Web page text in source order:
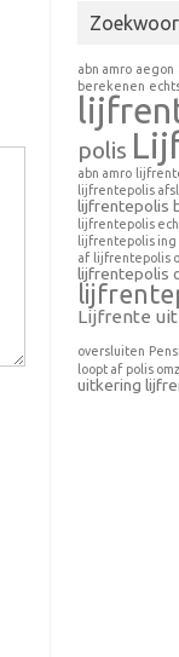
abn amro aegon
berekenen
polis
abn amro
lijfrentepolis
lijfrentepolis
lijfrentepolis
lijfrentepolis ing
af lijfrentepolis
lijfrentepolis
Lijfrente
oversluiten
loopt af polis
uitkering